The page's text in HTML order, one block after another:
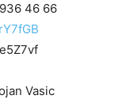
46 66
Vasic